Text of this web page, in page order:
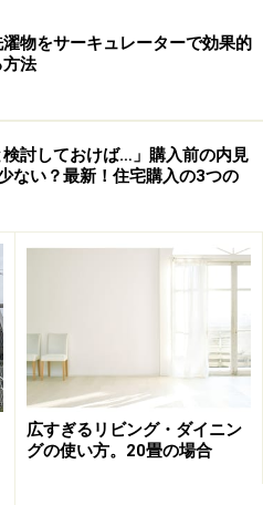
したいと思ったのはなぜな
し、購入や引っ越しが、お
かをアドバイスしなくては
ていない隠れた希望や条件
理しきれていない頭の中を整
者こそ、プロの不動産営業マ
物をサーキュレーターで効果的
法
検討しておけば…」購入前の内見
ない？最新！住宅購入の3つの
広すぎるリビング・ダイニン
グの使い方。20畳の場合